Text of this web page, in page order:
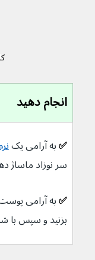
انجام دهید
✅ به آرامی یک
سر نوزاد ماساژ
✅ به آرامی
بزنید و سپس با